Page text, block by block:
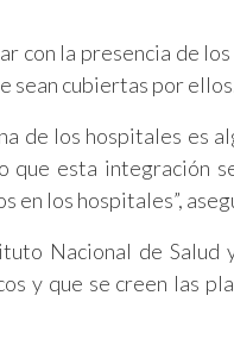
con la presencia de
sean cubiertas por
de los hospitales es
que esta integración
los hospitales”,
Nacional de Salud
y que se creen las